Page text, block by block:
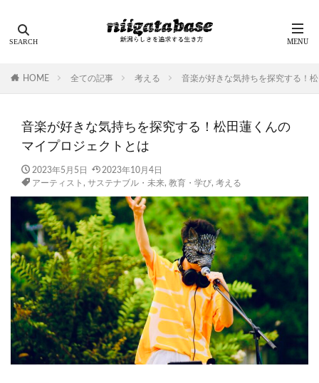
HOME 全ての記事 考える 音楽が好きな気持ちを探究する！
音楽が好きな気持ちを探究する！松田蓮くんの
マイプロジェクトとは
2023年5月5日
2023年10月4日
アーティスト , サステナブル・未来, 教育・学び, 考える